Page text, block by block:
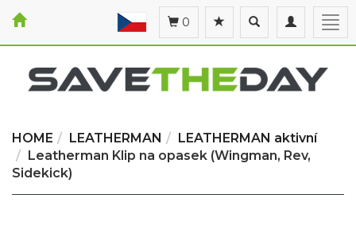
Toggle
navigation
Toggle
search
0
HOME LEATHERMAN
LEATHERMAN aktivní
Leatherman Klip na opasek (Wingman, Rev,
Sidekick)